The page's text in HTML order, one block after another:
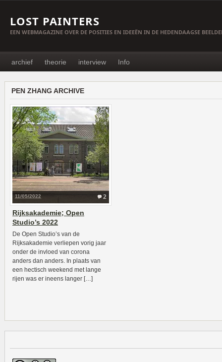
LOST PAINTERS
EEN WEBMAGAZINE OVER DE POSITIES EN IDEEËN IN DE HEDENDAAGSE
archief theorie interview Info
PEN ZHANG ARCHIVE
2
11/05/2022
Rijksakademie; Open
Studio’s 2022
De Open Studio’s van de
Rijksakademie verliepen vorig jaar
onder de invloed van corona
anders dan anders. In plaats van
een hectisch weekend met lange
rijen was er ineens langer […]